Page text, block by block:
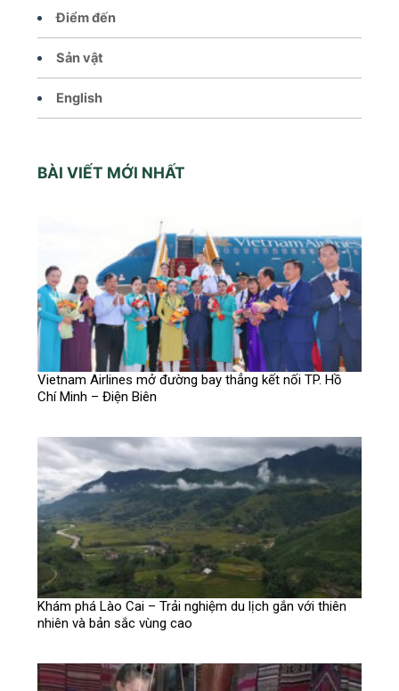
Điểm đến
Sản vật
English
BÀI VIẾT MỚI NHẤT
Vietnam Airlines mở đường bay thẳng kết nối TP. Hồ
Chí Minh – Điện Biên
Khám phá Lào Cai – Trải nghiệm du lịch gắn với thiên
nhiên và bản sắc vùng cao